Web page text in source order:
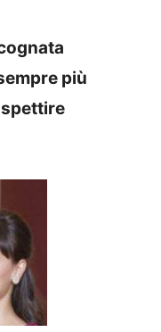
più